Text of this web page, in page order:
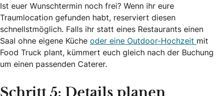
Ist euer Wunschtermin noch frei? Wenn ihr eure
Traumlocation gefunden habt, reserviert diesen
schnellstmöglich. Falls ihr statt eines Restaurants einen
Saal ohne eigene Küche oder eine Outdoor-Hochzeit mit
Food Truck plant, kümmert euch gleich nach der Buchung
um einen passenden Caterer.
Schritt 5: Details planen